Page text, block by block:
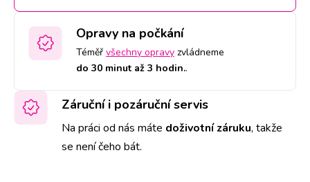
Opravy na počkání
Téměř všechny opravy zvládneme
do 30 minut až 3 hodin..
Záruční i pozáruční servis
Na práci od nás máte doživotní záruku, takže
se není čeho bát.